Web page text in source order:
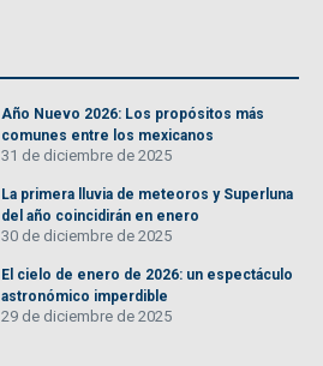
Año Nuevo 2026: Los propósitos más
comunes entre los mexicanos
31 de diciembre de 2025
La primera lluvia de meteoros y Superluna
del año coincidirán en enero
30 de diciembre de 2025
El cielo de enero de 2026: un espectáculo
astronómico imperdible
29 de diciembre de 2025